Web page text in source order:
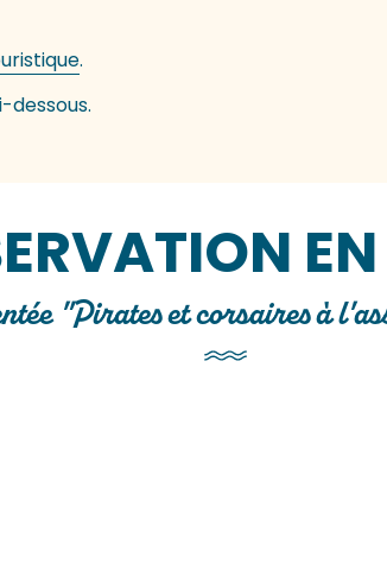
.
"Pirates et corsaires à